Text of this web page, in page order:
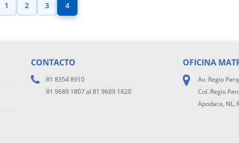
1 2 3 4
CONTACTO
81 8354 8910
81 9689 1807 al 81 9689 1820
OFICINA
Av. Regio
Col. Regio
Apodaca, NL,